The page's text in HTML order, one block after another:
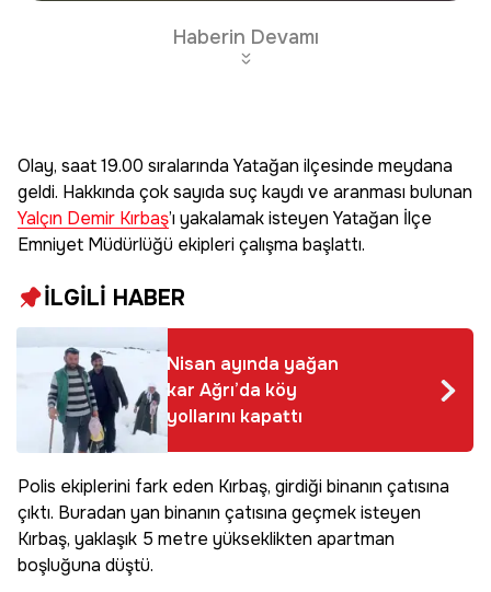
Haberin Devamı
Olay, saat 19.00 sıralarında Yatağan ilçesinde meydana
geldi. Hakkında çok sayıda suç kaydı ve aranması bulunan
Yalçın Demir Kırbaş’ı yakalamak isteyen Yatağan İlçe
Emniyet Müdürlüğü ekipleri çalışma başlattı.
İLGİLİ HABER
Nisan ayında yağan
kar Ağrı’da köy
yollarını kapattı
Polis ekiplerini fark eden Kırbaş, girdiği binanın çatısına
çıktı. Buradan yan binanın çatısına geçmek isteyen
Kırbaş, yaklaşık 5 metre yükseklikten apartman
boşluğuna düştü.